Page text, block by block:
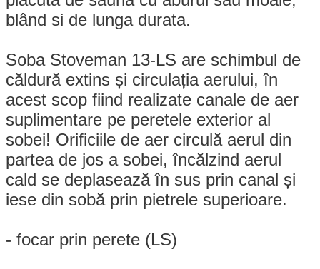
blând si de lunga durata.
Soba Stoveman 13-LS are schimbul de
căldură extins și circulația aerului, în
acest scop fiind realizate canale de aer
suplimentare pe peretele exterior al
sobei! Orificiile de aer circulă aerul din
partea de jos a sobei, încălzind aerul
cald se deplasează în sus prin canal și
iese din sobă prin pietrele superioare.
- focar prin perete (LS)